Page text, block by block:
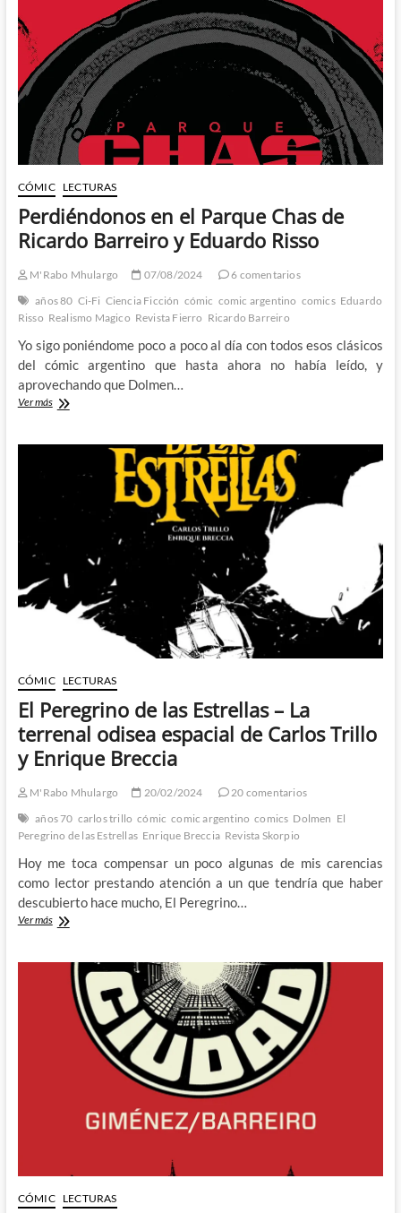
Mandrafina
CÓMIC LECTURAS
Perdiéndonos en el Parque Chas de
Ricardo Barreiro y Eduardo Risso
M'Rabo Mhulargo 07/08/2024
6 comentarios
años 80 Ci-Fi Ciencia Ficción cómic comic argentino comics Eduardo
Risso Realismo Magico Revista Fierro Ricardo Barreiro
Yo sigo poniéndome poco a poco al día con todos esos clásicos
del cómic argentino que hasta ahora no había leído, y
aprovechando que Dolmen…
Ver másPerdiéndonos
Ricardo
Barreiro
CÓMIC LECTURAS
El Peregrino de las Estrellas – La
terrenal odisea espacial de Carlos Trillo
y Enrique Breccia
M'Rabo Mhulargo 20/02/2024
20 comentarios
años 70 carlos trillo cómic comic argentino comics Dolmen El
Peregrino de las Estrellas Enrique Breccia Revista Skorpio
Hoy me toca compensar un poco algunas de mis carencias
como lector prestando atención a un que tendría que haber
descubierto hace mucho, El Peregrino…
Ver másEl
Estrellas
terrenal
CÓMIC LECTURAS